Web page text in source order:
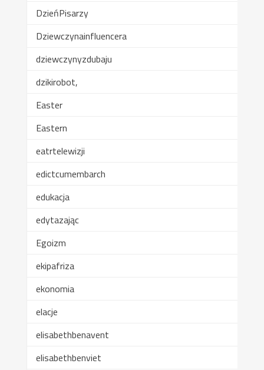
DzieńPisarzy
Dziewczynainfluencera
dziewczynyzdubaju
dzikirobot,
Easter
Eastern
eatrtelewizji
edictcumembarch
edukacja
edytazając
Egoizm
ekipafriza
ekonomia
elacje
elisabethbenavent
elisabethbenviet